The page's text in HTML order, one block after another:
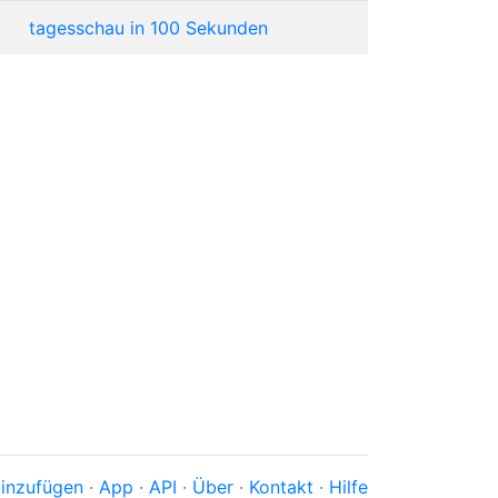
tagesschau in 100 Sekunden
· App · API · Über · Kontakt · Hilfe